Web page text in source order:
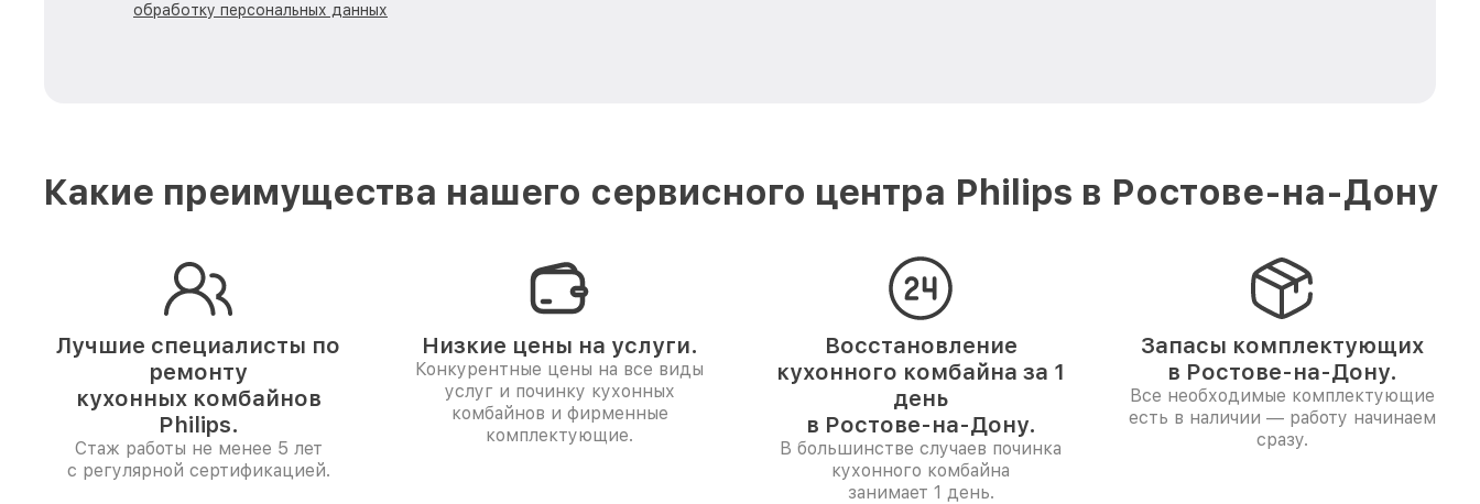
обработку персональных данных
Какие преимущества нашего сервисного центра Philips в Ростове-на-Дону
Лучшие специалисты по
ремонту
кухонных комбайнов
Philips.
Стаж работы не менее 5 лет
с регулярной сертификацией.
Низкие цены на услуги.
Конкурентные цены на все виды
услуг и починку кухонных
комбайнов и фирменные
комплектующие.
Восстановление
кухонного комбайна за 1
день
в Ростове-на-Дону.
В большинстве случаев починка
кухонного комбайна
занимает 1 день.
Запасы комплектующих
в Ростове-на-Дону.
Все необходимые комплектующие
есть в наличии — работу начинаем
сразу.